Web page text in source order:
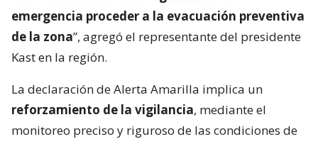
emergencia proceder a la evacuación preventiva
de la zona”, agregó el representante del presidente
Kast en la región.
La declaración de Alerta Amarilla implica un
reforzamiento de la vigilancia, mediante el
monitoreo preciso y riguroso de las condiciones de